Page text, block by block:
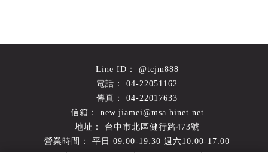
@tcjm888
04-22051162
04-22017633
new.jiamei@msa.hinet.net
台中市北區健行路473號
平日 09:00-19:30 週六10:00-17:00